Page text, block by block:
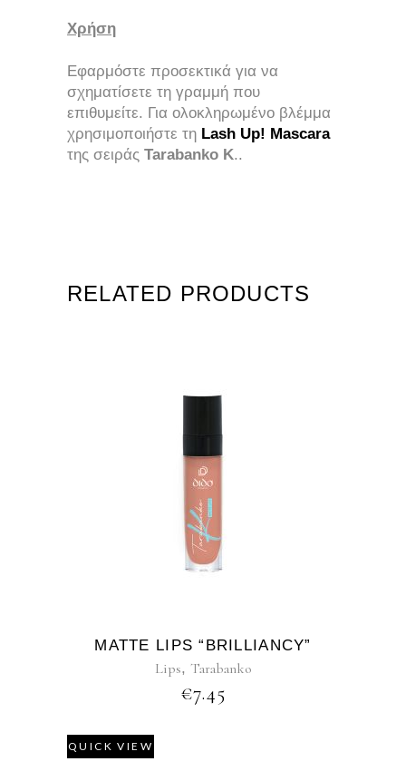
Χρήση
Εφαρμόστε προσεκτικά για να
σχηματίσετε τη γραμμή που
επιθυμείτε. Για ολοκληρωμένο βλέμμα
χρησιμοποιήστε τη Lash Up! Mascara
της σειράς Tarabanko K..
RELATED PRODUCTS
MATTE LIPS “BRILLIANCY”
Lips, Tarabanko
€7.45
QUICK VIEW